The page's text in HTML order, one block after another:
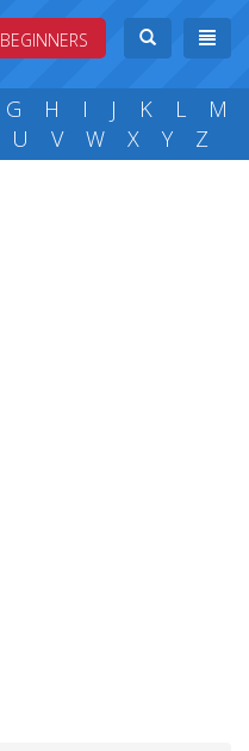
BEGINNERS
G H I J K L
M
U V W X Y Z